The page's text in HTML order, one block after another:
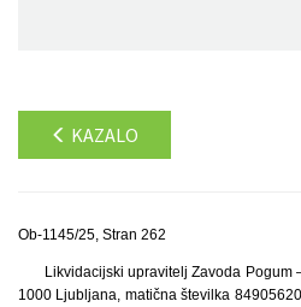
KAZALO
Ob-1145/25, Stran 262
Likvidacijski upravitelj Zavoda Pogum
1000 Ljubljana, matična številka